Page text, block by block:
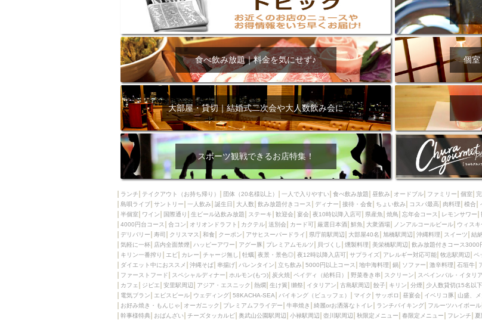
アサヒスーパードライ
県庁前駅周辺 旭橋駅周辺 沖縄料
大部屋50名以上～
オリオン 海ぶどう 民謡・生演奏 気軽
ハッピーアワー
アグー豚 プレミアムモルツ 貝づくし 燻製料理
飲み放題付きコース3000円
肉の日 おもろまち駅周辺 オープンテラス
キリン一番搾り
エビ カレー チャージ無し 牡蠣 夜景・景色◎
アレルギー対応可能
牧志駅周辺 ペット同伴 ビアガーデン
ダイエット中におススメ
沖縄そば 串揚げ バレンタイン 立ち飲み
ソファー
激辛料理 石垣牛 アヒージョ アサヒ 割烹 女性専用
ファーストフード
スペシャルディナー ホルモン(もつ) 炭火焼 ペイ
スクリーン
スペインバル・イタリアンバール 食べ放題 動物カフェ＆
カニ
カフェ ジビエ 安里駅周辺 アジア・エスニック 熱燗
分煙 少人数貸切(15名以下から) しゃぶしゃぶ
ホッピー
焼肉 電気ブラン エビスビール ウェディング
マイク
サッポロ 昼宴会 イベリコ豚 山盛、メガ盛り つけ麺
市立病院前駅周辺
中華 お好み焼き・もんじゃ オーガニック プレ
綺麗orお洒落なトイレ
ランチバイキング フルーツハイボール 飲み比べ
クラフトビール
鉄板焼き 幹事様特典 おばんざい チーズタッカルビ
壺川駅周辺
秋限定メニュー 春限定メニュー フレンチ 夏限定メニュ
ラクレット
赤嶺駅周辺 シードル 那覇空港駅周辺 儀保駅周辺
食べ飲み放題｜料金を気にせず♪ 個室
大部屋・貸切｜結婚式二次会や大人数飲み会に
スポーツ観戦できるお店特集！
ランチ テイクアウト（お持ち帰り） 団体（20名様以上） 一人で入りやすい 食べ飲み放題 昼飲み オードブル ファミリー 個室
島唄ライブ サントリー 一人飲み 誕生日 大人数 飲み放題付きコース ディナー 接待・会食 ちょい飲み コスパ最高 肉料理 模合
半個室
ワイン 国際通り 生ビール込飲み放題 ステーキ 歓迎会 宴会 夜10時以降入店可 県産魚 焼鳥 忘年会コース レモンサワー
4000円台コース
合コン オリオンドラフト カクテル 送別会 カード可 厳選日本酒 鮮魚 大衆酒場 ノンアルコールビール ウィスキ
デリバリー
寿司 クリスマス 和食 クーポン アサヒスーパードライ 県庁前駅周辺 大部屋40名 旭橋駅周辺 沖縄料理 スイーツ 結
気軽に一杯
店内全面禁煙 ハッピーアワー アグー豚 プレミアムモルツ 貝づくし 燻製料理 美栄橋駅周辺 飲み放題付きコース3000
キリン一番搾り
エビ カレー チャージ無し 牡蠣 夜景・景色◎ 夜12時以降入店可 サプライズ アレルギー対応可能 牧志駅周辺 ペ
ダイエット中におススメ
沖縄そば 串揚げ バレンタイン 立ち飲み 5000円以上コース 地中海料理 鍋 ソファー 激辛料理 石垣牛
ファーストフード
スペシャルディナー ホルモン(もつ) 炭火焼 ペイディ（給料日） 野菜巻き串 スクリーン スペインバル・イタリ
カフェ
ジビエ 安里駅周辺 アジア・エスニック 熱燗 生け簀 獺祭 イタリアン 古島駅周辺 餃子 キリン 分煙 少人数貸切(15名以
電気ブラン
エビスビール ウェディング 58KACHA-SEA バイキング（ビュッフェ） マイク サッポロ 昼宴会 イベリコ豚 山盛、
お好み焼き・もんじゃ
オーガニック プレミアムフライデー 牛串焼き 綺麗orお洒落なトイレ ランチバイキング フルーツハイボール
幹事様特典
おばんざい チーズタッカルビ 奥武山公園駅周辺 小禄駅周辺 壺川駅周辺 秋限定メニュー 春限定メニュー フレンチ